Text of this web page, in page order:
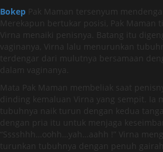
Bokep Pak Maman tersenyum
Merekapun bertukar posisi, Pak Maman
Virna menaiki penisnya. Batang itu
vaginanya, Virna lalu menurunkan
terdengar dari mulutnya bersamaan
dalam vaginanya.
Mata Pak Maman membeliak saat
dinding kemaluan Virna yang sempit. Ia
tubuhnya naik turun dengan kedua
dengan pria itu untuk menjaga
“Sssshhh…oohh…yah…aahh !” Virna
turunkan tubuhnya dengan penuh gairah